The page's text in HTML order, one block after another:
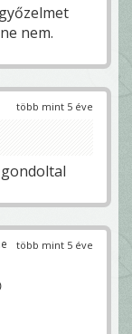
nem.
több mint 5 éve
több mint 5 éve